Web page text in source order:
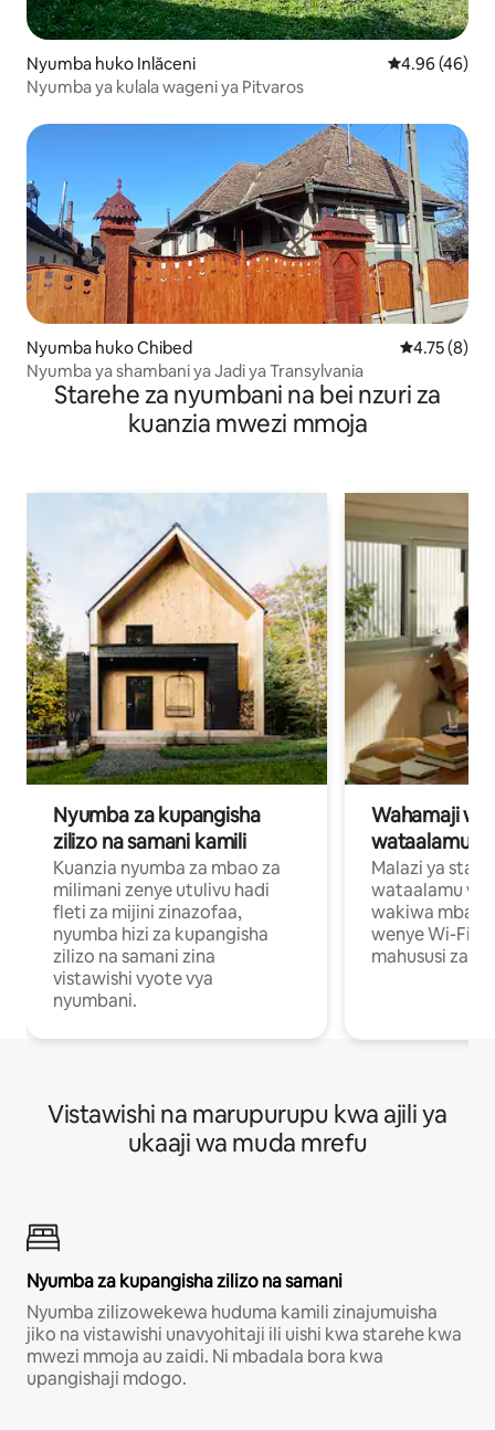
Nyumba huko Inlăceni Ukadiriaji wa
4.96 (46)
Nyumba ya kulala wageni ya Pitvaros
Nyumba huko Chibed Ukadiriaji
4.75 (8)
Nyumba ya shambani ya Jadi ya Transylvania
Starehe za nyumbani na bei nzuri za
kuanzia mwezi mmoja
Nyumba za kupangisha
zilizo na samani kamili
Kuanzia nyumba za mbao za
milimani zenye utulivu hadi
fleti za mijini zinazofaa,
nyumba hizi za kupangisha
zilizo na samani zina
vistawishi vyote vya
nyumbani.
Wahamaji
wataalamu
Malazi ya
wataalamu
wakiwa mbali
wenye Wi-Fi
mahususi za
Vistawishi na marupurupu kwa ajili ya
ukaaji wa muda mrefu
Nyumba za kupangisha zilizo na samani
Nyumba zilizowekewa huduma kamili zinajumuisha
jiko na vistawishi unavyohitaji ili uishi kwa starehe kwa
mwezi mmoja au zaidi. Ni mbadala bora kwa
upangishaji mdogo.